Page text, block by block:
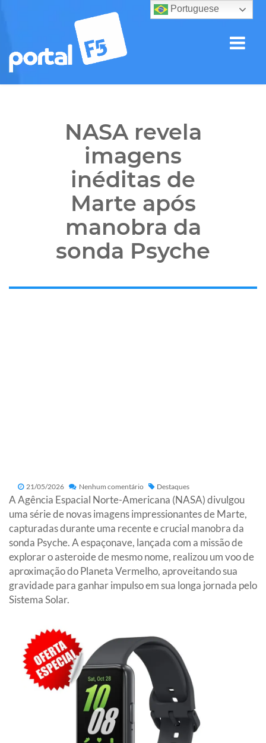
NASA revela
imagens
inéditas de
Marte após
manobra da
sonda Psyche
21/05/2026 Nenhum comentário Destaques
A Agência Espacial Norte-Americana (NASA) divulgou
uma série de novas imagens impressionantes de Marte,
capturadas durante uma recente e crucial manobra da
sonda Psyche. A espaçonave, lançada com a missão de
explorar o asteroide de mesmo nome, realizou um voo de
aproximação do Planeta Vermelho, aproveitando sua
gravidade para ganhar impulso em sua longa jornada pelo
Sistema Solar.
Portuguese